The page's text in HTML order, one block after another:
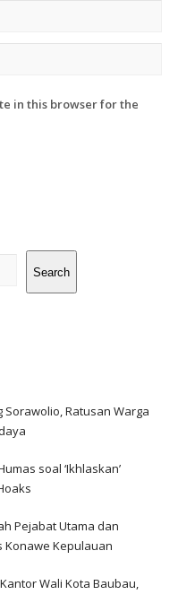
in this browser for the
Search
Sorawolio, Ratusan Warga
soal ‘Ikhlaskan’
Pejabat Utama dan
Konawe Kepulauan
Wali Kota Baubau,